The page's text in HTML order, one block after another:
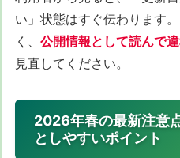
い」状態はすぐ伝わります
く、 公開情報として読んで
見直してください。
2026年春の最新注意
としやすいポイント